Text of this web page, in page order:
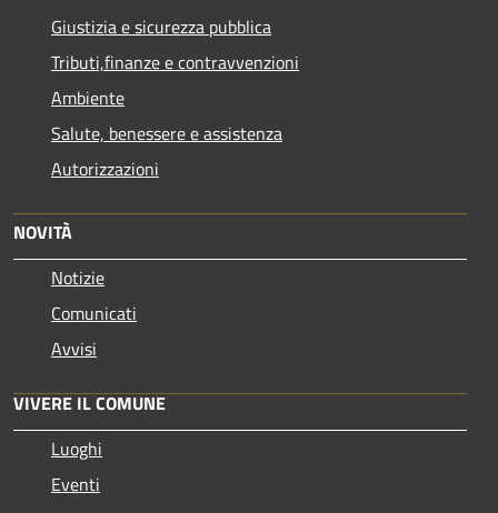
Giustizia e sicurezza pubblica
Tributi,finanze e contravvenzioni
Ambiente
Salute, benessere e assistenza
Autorizzazioni
NOVITÀ
Notizie
Comunicati
Avvisi
VIVERE IL COMUNE
Luoghi
Eventi